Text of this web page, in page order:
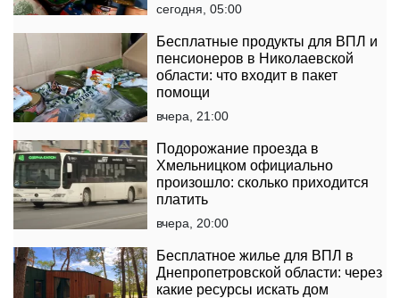
сегодня, 05:00
Бесплатные продукты для ВПЛ и
пенсионеров в Николаевской
области: что входит в пакет
помощи
вчера, 21:00
Подорожание проезда в
Хмельницком официально
произошло: сколько приходится
платить
вчера, 20:00
Бесплатное жилье для ВПЛ в
Днепропетровской области: через
какие ресурсы искать дом